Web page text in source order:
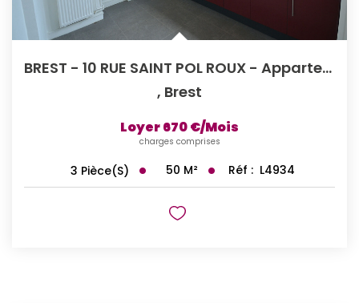
BREST - 10 RUE SAINT POL ROUX - Appartement T2bis / T3 En...
, Brest
Loyer 670 €/mois
charges comprises
3 Pièce(s) 50 M² Réf : L4934